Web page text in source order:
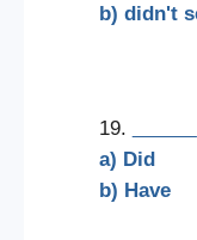
b) didn't
19.
a) Did
b) Have